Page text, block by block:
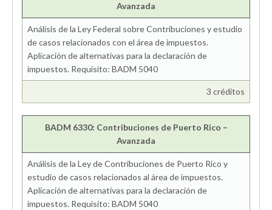
Avanzada
Análisis de la Ley Federal sobre Contribuciones y estudio
de casos relacionados con el área de impuestos.
Aplicación de alternativas para la declaración de
impuestos. Requisito: BADM 5040
3 créditos
BADM 6330: Contribuciones de Puerto Rico –
Avanzada
Análisis de la Ley de Contribuciones de Puerto Rico y
estudio de casos relacionados al área de impuestos.
Aplicación de alternativas para la declaración de
impuestos. Requisito: BADM 5040